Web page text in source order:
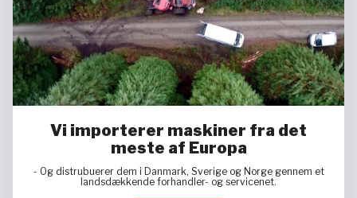
Vi importerer maskiner fra det
meste af Europa
- Og distrubuerer dem i Danmark, Sverige og Norge gennem et
landsdækkende forhandler- og servicenet.